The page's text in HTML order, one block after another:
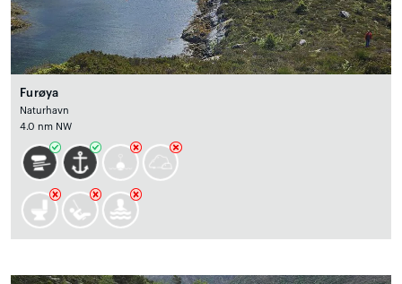
Furøya
Naturhavn
4.0 nm NW